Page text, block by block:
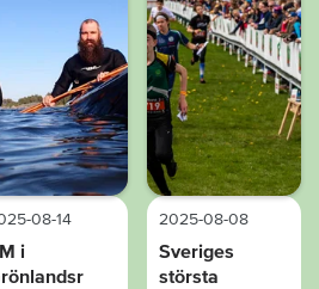
08-14
i
2025-08-08
Sveriges
största